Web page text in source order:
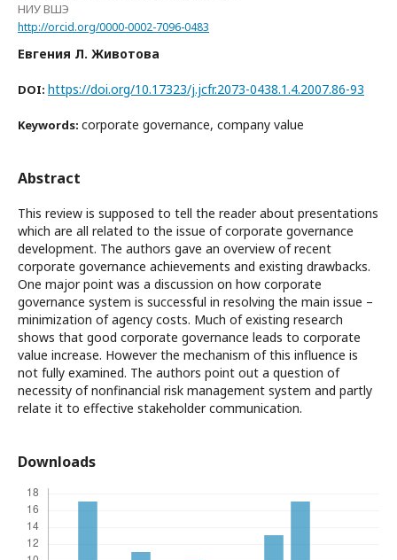
НИУ ВШЭ
http://orcid.org/0000-0002-7096-0483
Евгения Л. Животова
DOI: https://doi.org/10.17323/j.jcfr.2073-0438.1.4.2007.86-93
Keywords: corporate governance, company value
Abstract
This review is supposed to tell the reader about presentations
which are all related to the issue of corporate governance
development. The authors gave an overview of recent
corporate governance achievements and existing drawbacks.
One major point was a discussion on how corporate
governance system is successful in resolving the main issue –
minimization of agency costs. Much of existing research
shows that good corporate governance leads to corporate
value increase. However the mechanism of this influence is
not fully examined. The authors point out a question of
necessity of nonfinancial risk management system and partly
relate it to effective stakeholder communication.
Downloads